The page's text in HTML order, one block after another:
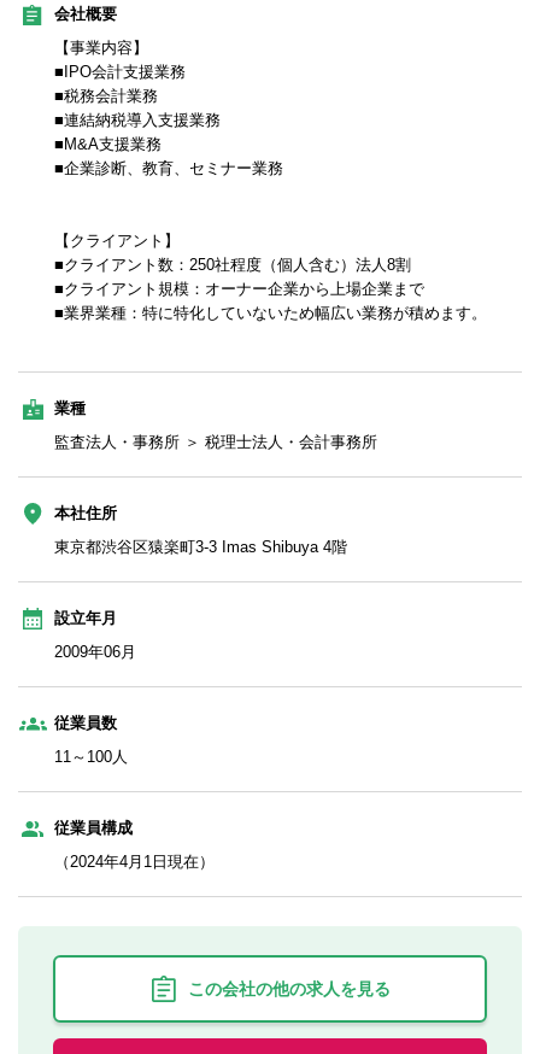
会社概要
【事業内容】
■IPO会計支援業務
■税務会計業務
■連結納税導入支援業務
■M&A支援業務
■企業診断、教育、セミナー業務
【クライアント】
■クライアント数：250社程度（個人含む）法人8割
■クライアント規模：オーナー企業から上場企業まで
■業界業種：特に特化していないため幅広い業務が積めます。
業種
監査法人・事務所 ＞ 税理士法人・会計事務所
本社住所
東京都渋谷区猿楽町3-3 Imas Shibuya 4階
設立年月
2009年06月
従業員数
11～100人
従業員構成
（2024年4月1日現在）
この会社の他の求人を見る